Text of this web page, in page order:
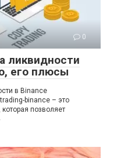
0
ликвидности
его плюсы
в Binance
binance – это
позволяет